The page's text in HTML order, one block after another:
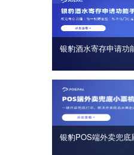
银豹酒水寄存申请功
银豹POS端外卖兜底